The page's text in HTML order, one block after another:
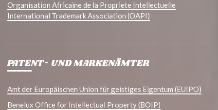
Organisation Africaine de la Propriete Intellectuelle
International Trademark Association (OAPI)
PATENT- UND MARKENÄMTER
Amt der Europäischen Union für geistiges Eigentum (EUIPO)
Benelux Office for Intellectual Property (BOIP)